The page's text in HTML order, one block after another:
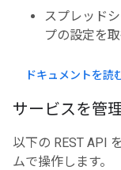
スプレッド
プの設定を取
ドキュメントを読
サービスを管
以下の REST API
ムで操作します。